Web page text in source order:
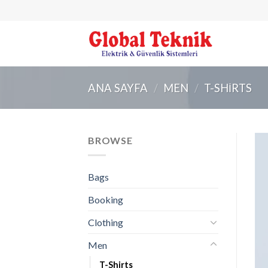
ANA SAYFA / MEN / T-SHIRTS
BROWSE
Bags
Booking
Clothing
Men
T-Shirts